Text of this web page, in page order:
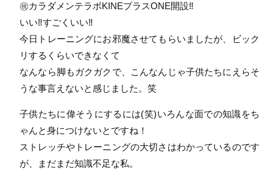
㊗︎カラダメンテラボKINEプラスONE開設‼︎
いい‼︎すごくいい‼︎
今日トレーニングにお邪魔させてもらいましたが、ビック
リするくらいできなくて
なんなら脚もガクガクで、こんなんじゃ子供たちにえらそ
うな事言えないと感じました。笑
子供たちに偉そうにするには(笑)いろんな面での知識をち
ゃんと身につけないとですね！
ストレッチやトレーニングの大切さはわかっているのです
が、まだまだ知識不足な私。